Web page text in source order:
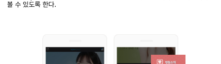
볼 수 있도록 한다.